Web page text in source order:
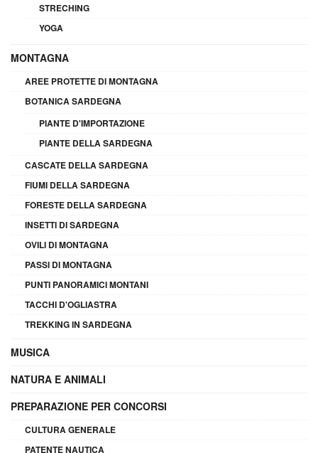
STRECHING
YOGA
MONTAGNA
AREE PROTETTE DI MONTAGNA
BOTANICA SARDEGNA
PIANTE D'IMPORTAZIONE
PIANTE DELLA SARDEGNA
CASCATE DELLA SARDEGNA
FIUMI DELLA SARDEGNA
FORESTE DELLA SARDEGNA
INSETTI DI SARDEGNA
OVILI DI MONTAGNA
PASSI DI MONTAGNA
PUNTI PANORAMICI MONTANI
TACCHI D'OGLIASTRA
TREKKING IN SARDEGNA
MUSICA
NATURA E ANIMALI
PREPARAZIONE PER CONCORSI
CULTURA GENERALE
PATENTE NAUTICA